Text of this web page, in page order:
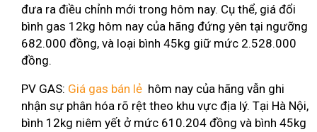
đưa ra điều chỉnh mới trong hôm nay. Cụ thể, giá đổi
bình gas 12kg hôm nay của hãng đứng yên tại ngưỡng
682.000 đồng, và loại bình 45kg giữ mức 2.528.000
đồng.
PV GAS: Giá gas bán lẻ hôm nay của hãng vẫn ghi
nhận sự phân hóa rõ rệt theo khu vực địa lý. Tại Hà Nội,
bình 12kg niêm yết ở mức 610.204 đồng và bình 45kg